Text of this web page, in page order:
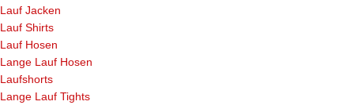
Lauf Jacken
Lauf Shirts
Lauf Hosen
Lange Lauf Hosen
Laufshorts
Lange Lauf Tights